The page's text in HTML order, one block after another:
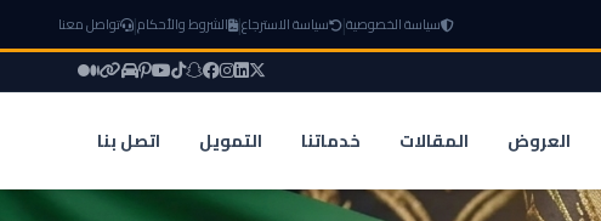
سياسة الخصوصية| سياسة الاسترجاع| الشروط والأحكام| تواصل معنا
العروض المقالات خدماتنا التمويل اتصل بنا